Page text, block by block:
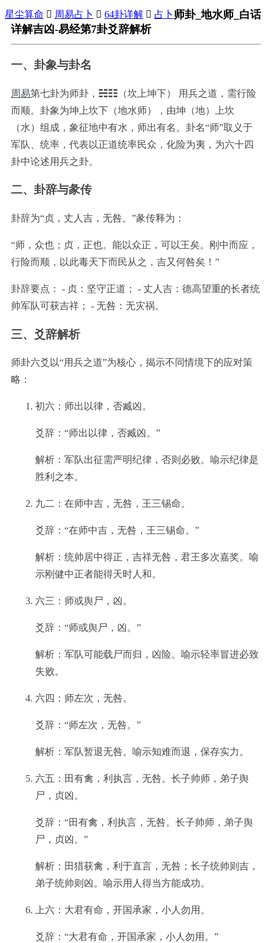
星尘算命  周易占卜  64卦详解  占卜师卦_地水师_白话
详解吉凶-易经第7卦爻辞解析
一、卦象与卦名
周易第七卦为师卦，☵☷（坎上坤下）
用兵之道，需行险
而顺。卦象为坤上坎下（地水师），由坤（地）上坎
（水）组成，象征地中有水，师出有名。卦名“师”取义于
军队、统率，代表以正道统率民众，化险为夷，为六十四
卦中论述用兵之卦。
二、卦辞与彖传
卦辞为“贞，丈人吉，无咎。”彖传释为：
“师，众也；贞，正也。能以众正，可以王矣。刚中而应，
行险而顺，以此毒天下而民从之，吉又何咎矣！”
卦辞要点： - 贞：坚守正道； - 丈人吉：德高望重的长者统
帅军队可获吉祥； - 无咎：无灾祸。
三、爻辞解析
师卦六爻以“用兵之道”为核心，揭示不同情境下的应对策
略：
初六：师出以律，否臧凶。
爻辞：“师出以律，否臧凶。”
解析：军队出征需严明纪律，否则必败。喻示纪律是
胜利之本。
九二：在师中吉，无咎，王三锡命。
爻辞：“在师中吉，无咎，王三锡命。”
解析：统帅居中得正，吉祥无咎，君王多次嘉奖。喻
示刚健中正者能得天时人和。
六三：师或舆尸，凶。
爻辞：“师或舆尸，凶。”
解析：军队可能载尸而归，凶险。喻示轻率冒进必致
失败。
六四：师左次，无咎。
爻辞：“师左次，无咎。”
解析：军队暂退无咎。喻示知难而退，保存实力。
六五：田有禽，利执言，无咎。长子帅师，弟子舆
尸，贞凶。
爻辞：“田有禽，利执言，无咎。长子帅师，弟子舆
尸，贞凶。”
解析：田猎获禽，利于直言，无咎；长子统帅则吉，
弟子统帅则凶。喻示用人得当方能成功。
上六：大君有命，开国承家，小人勿用。
爻辞：“大君有命，开国承家，小人勿用。”